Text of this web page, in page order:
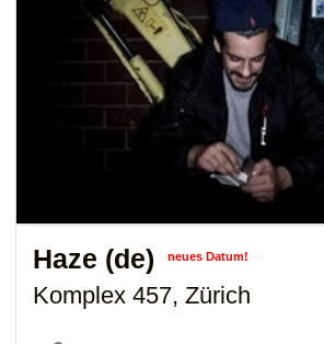
Haze (de) neues Datum!
Komplex 457, Zürich